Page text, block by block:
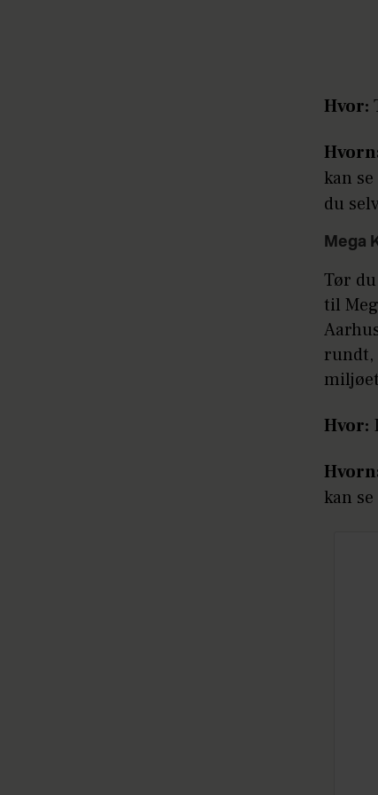
Hvor:
kan
du
Mega
Tør
til
rundt,
Hvor:
kan